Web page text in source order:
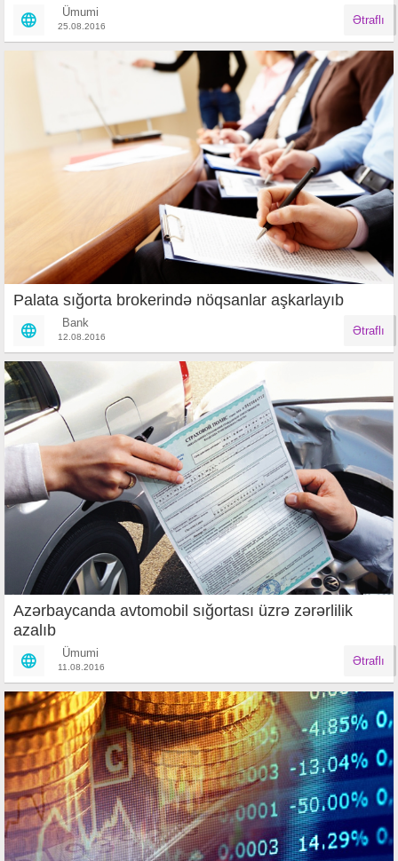
Ümumi
25.08.2016 Ətraflı
Palata sığorta brokerində nöqsanlar aşkarlayıb
Bank
12.08.2016 Ətraflı
Azərbaycanda avtomobil sığortası üzrə zərərlilik
azalıb
Ümumi
11.08.2016 Ətraflı